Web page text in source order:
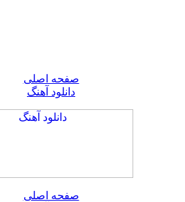
صفحه اصلی
دانلود آهنگ
صفحه اصلی